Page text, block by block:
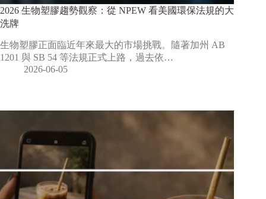
2026 生物塑膠趨勢觀察：從 NPEW 看美國環保法規的大
洗牌
生物塑膠正面臨近年來最大的市場挑戰。隨著加州 AB
1201 與 SB 54 等法規正式上路，過去依…
2026-06-05